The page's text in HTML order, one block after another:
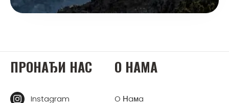
ПРOНAЂИ НAС
Instagram
O НAМA
O Нaмa